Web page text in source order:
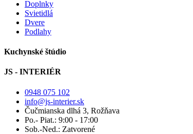
Doplnky
Svietidlá
Dvere
Podlahy
Kuchynské štúdio
JS - INTERIÉR
0948 075 102
info@js-interier.sk
Čučmianska dlhá 3, Rožňava
Po.- Piat.: 9:00 - 17:00
Sob.-Ned.: Zatvorené